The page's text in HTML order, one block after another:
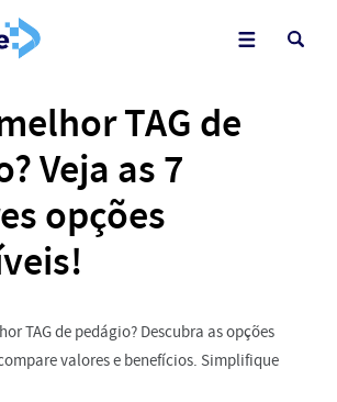
TAG de
Veja as 7
opções
TAG de pedágio? Descubra as opções
valores e benefícios. Simplifique